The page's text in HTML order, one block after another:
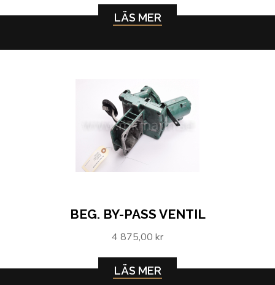
LÄS MER
BEG. BY-PASS VENTIL
4 875,00 kr
LÄS MER